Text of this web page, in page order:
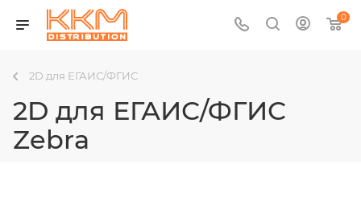
0
2D для ЕГАИС/ФГИС
2D для ЕГАИС/ФГИС
Zebra